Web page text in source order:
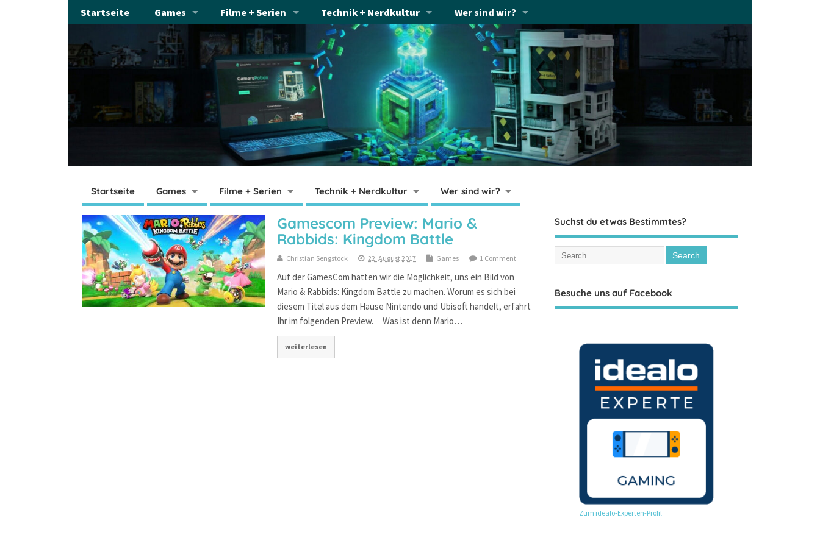
Startseite Games Filme + Serien Technik + Nerdkultur Wer sind wir?
Startseite Games Filme + Serien Technik + Nerdkultur Wer sind wir?
Gamescom Preview: Mario &
Rabbids: Kingdom Battle
Christian Sengstock 22. August 2017 Games 1 Comment
Auf der GamesCom hatten wir die Möglichkeit, uns ein Bild von
Mario & Rabbids: Kingdom Battle zu machen. Worum es sich bei
diesem Titel aus dem Hause Nintendo und Ubisoft handelt, erfahrt
Ihr im folgenden Preview. Was ist denn Mario…
weiterlesen
Suchst du etwas Bestimmtes?
Besuche uns auf Facebook
Zum idealo-Experten-Profil